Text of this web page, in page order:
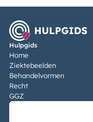
Hulpgids
Home
Ziektebeelden
Behandelvormen
Recht
GGZ